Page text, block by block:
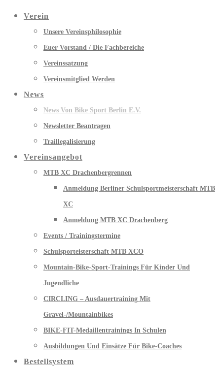
Verein
Unsere Vereinsphilosophie
Euer Vorstand / Die Fachbereiche
Vereinssatzung
Vereinsmitglied Werden
News
News Von Bike Sport Berlin E.V.
Newsletter Beantragen
Traillegalisierung
Vereinsangebot
MTB XC Drachenbergrennen
Anmeldung Berliner Schulsportmeisterschaft MTB
XC
Anmeldung MTB XC Drachenberg
Events / Trainingstermine
Schulsporteisterschaft MTB XCO
Mountain-Bike-Sport-Trainings Für Kinder Und
Jugendliche
CIRCLING – Ausdauertraining Mit
Gravel-/Mountainbikes
BIKE-FIT-Medaillentrainings In Schulen
Ausbildungen Und Einsätze Für Bike-Coaches
Bestellsystem